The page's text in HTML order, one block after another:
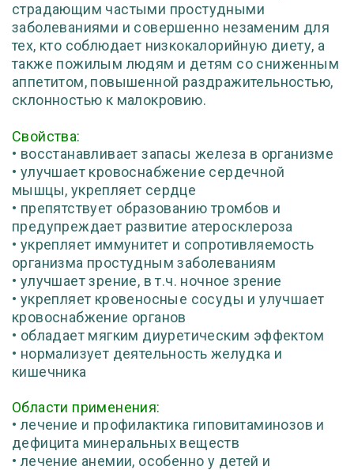
страдающим частыми простудными
заболеваниями и совершенно незаменим для
тех, кто соблюдает низкокалорийную диету, а
также пожилым людям и детям со сниженным
аппетитом, повышенной раздражительностью,
склонностью к малокровию.
Свойства:
• восстанавливает запасы железа в организме
• улучшает кровоснабжение сердечной
мышцы, укрепляет сердце
• препятствует образованию тромбов и
предупреждает развитие атеросклероза
• укрепляет иммунитет и сопротивляемость
организма простудным заболеваниям
• улучшает зрение, в т.ч. ночное зрение
• укрепляет кровеносные сосуды и улучшает
кровоснабжение органов
• обладает мягким диуретическим эффектом
• нормализует деятельность желудка и
кишечника
Области применения:
• лечение и профилактика гиповитаминозов и
дефицита минеральных веществ
• лечение анемии, особенно у детей и